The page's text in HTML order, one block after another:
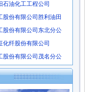
件有限公司
技术有限公司
禹环保设备有限公司
制造总厂
工填料有限公司
际贸易有限公司
有限公司
局总机械厂
石油化工工程公司
股份有限公司胜利油田
股份有限公司东北分公
化纤股份有限公司
股份有限公司茂名分公